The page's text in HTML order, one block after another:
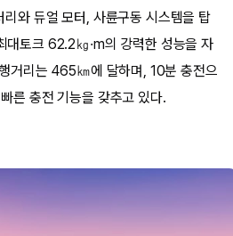
와 듀얼 모터, 사륜구동 시스템을 탑
대토크 62.2㎏·m의 강력한 성능을 자
거리는 465㎞에 달하며, 10분 충전으
른 충전 기능을 갖추고 있다.